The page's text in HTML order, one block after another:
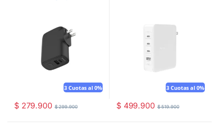
3 Cuotas al 0%
$279.900 $299.900
3 Cuotas al 0%
$499.900 $519.900